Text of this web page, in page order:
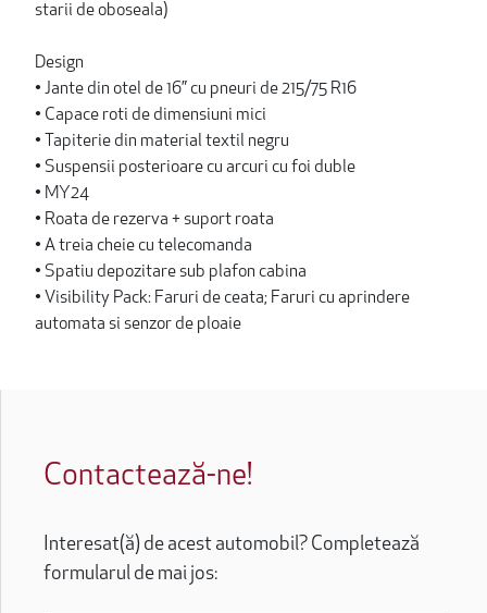
starii de oboseala)
Design
• Jante din otel de 16” cu pneuri de 215/75 R16
• Capace roti de dimensiuni mici
• Tapiterie din material textil negru
• Suspensii posterioare cu arcuri cu foi duble
• MY24
• Roata de rezerva + suport roata
• A treia cheie cu telecomanda
• Spatiu depozitare sub plafon cabina
• Visibility Pack: Faruri de ceata; Faruri cu aprindere
automata si senzor de ploaie
Contactează-ne!
Interesat(ă) de acest automobil? Completează
formularul de mai jos: